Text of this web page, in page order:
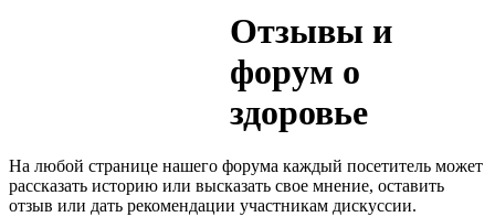
Отзывы и
форум о
здоровье
На любой странице нашего форума каждый посетитель может
рассказать историю или высказать свое мнение, оставить
отзыв или дать рекомендации участникам дискуссии.